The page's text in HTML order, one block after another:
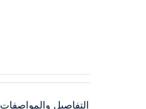
التفاصيل والمواصفات